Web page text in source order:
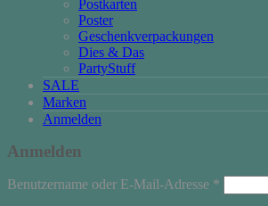
Postkarten
Poster
Geschenkverpackungen
Dies & Das
PartyStuff
SALE
Marken
Anmelden
Anmelden
Benutzername oder E-Mail-Adresse *